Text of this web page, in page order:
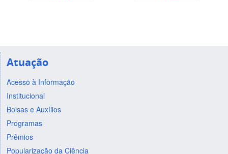
Atuação
Acesso à Informação
Institucional
Bolsas e Auxílios
Programas
Prêmios
Popularização da Ciência